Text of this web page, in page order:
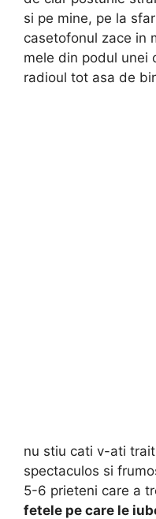
si pe mine, pe la
casetofonul zace in
mele din podul unei
radioul tot asa de
nu stiu cati v-ati trait
spectaculos si
5-6 prieteni care a
fetele pe care le